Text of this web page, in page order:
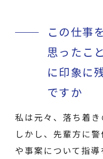
この仕事
思ったこ
に印象に
ですか
私は元々、落ち着き
しかし、先輩方に
や事案について指